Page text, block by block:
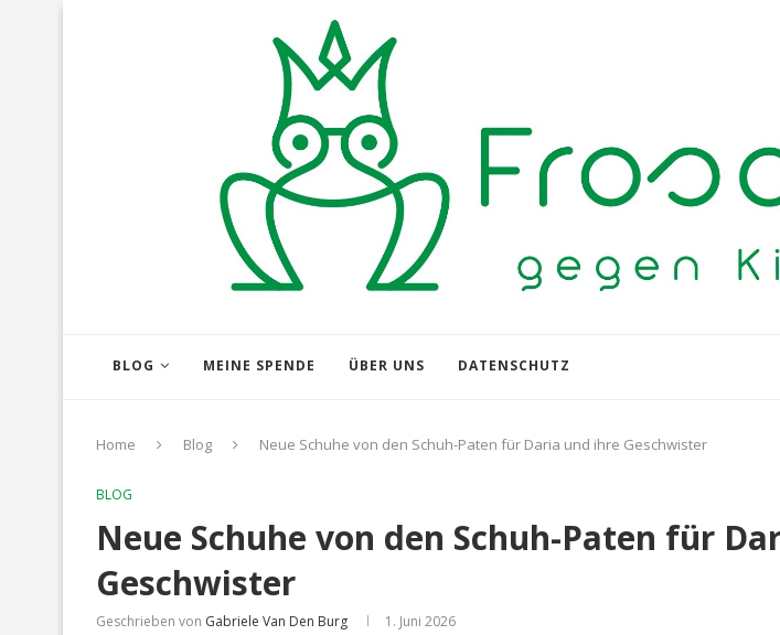
BLOG MEINE SPENDE ÜBER UNS DATENSCHUTZ
Home Blog Neue Schuhe von den Schuh-Paten für Daria und ihre Geschwister
BLOG
Neue Schuhe von den Schuh-Paten für
Geschwister
Geschrieben von Gabriele Van Den Burg 1. Juni 2026